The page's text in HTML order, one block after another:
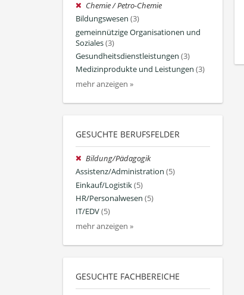
Chemie / Petro-Chemie
Bildungswesen (3)
gemeinnützige Organisationen und
Soziales(3)
Gesundheitsdienstleistungen (3)
Medizinprodukte und Leistungen (3)
mehr anzeigen »
GESUCHTE BERUFSFELDER
Bildung/Pädagogik
Assistenz/Administration (5)
Einkauf/Logistik(5)
HR/Personalwesen (5)
IT/EDV(5)
mehr anzeigen »
GESUCHTE FACHBEREICHE